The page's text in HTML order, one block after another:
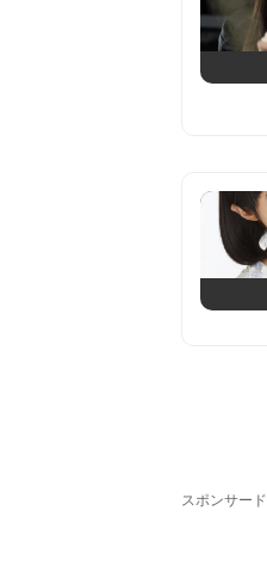
スポンサー